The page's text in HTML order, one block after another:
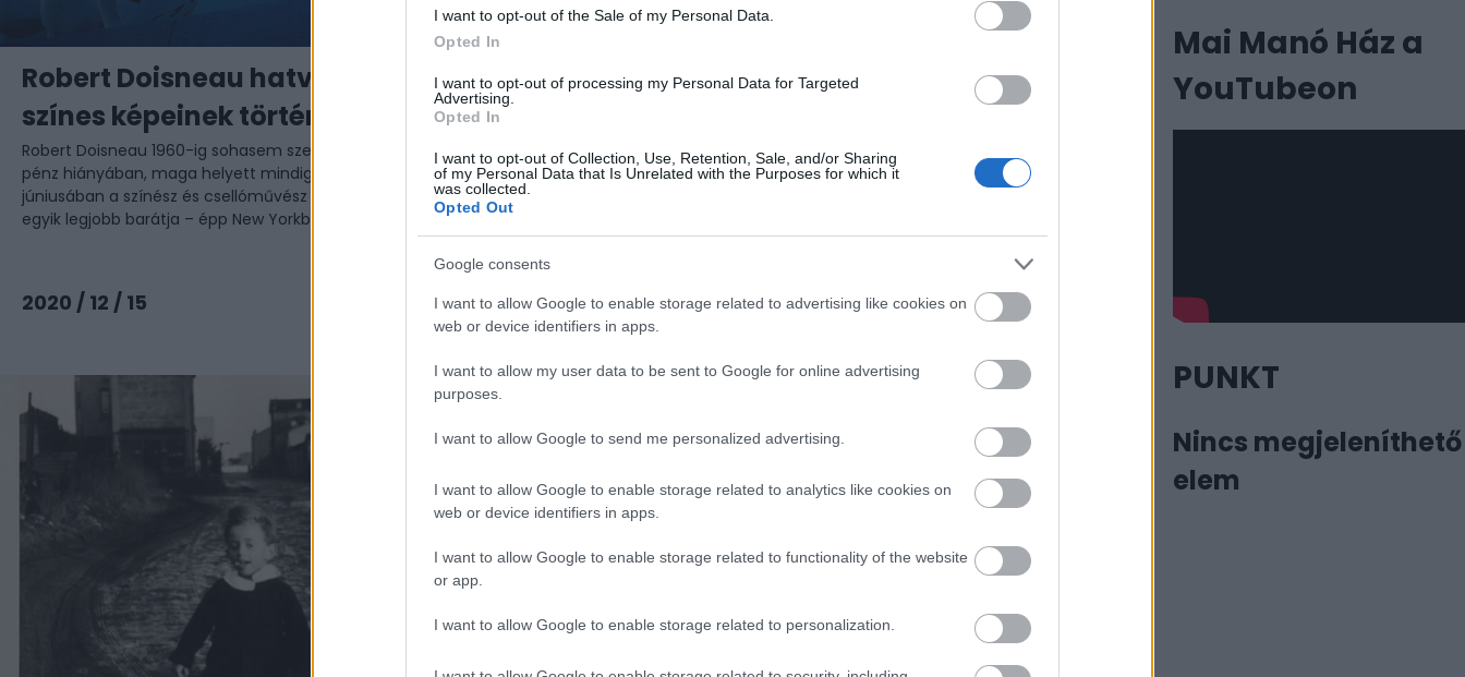
I want to opt-out of the Sale of my Personal Data.
Opted In
I want to opt-out of processing my Personal Data for Targeted
Advertising.
Opted In
I want to opt-out of Collection, Use, Retention, Sale, and/or Sharing
of my Personal Data that Is Unrelated with the Purposes for which it
was collected.
Opted Out
Google consents
I want to allow Google to enable storage related to advertising like cookies on
web or device identifiers in apps.
I want to allow my user data to be sent to Google for online advertising
purposes.
I want to allow Google to send me personalized advertising.
I want to allow Google to enable storage related to analytics like cookies on
web or device identifiers in apps.
I want to allow Google to enable storage related to functionality of the website
or app.
I want to allow Google to enable storage related to personalization.
Robert Doisneau hatvan éve készült
színes képeinek története
Robert Doisneau 1960-ig sohasem szelte át az Atlanti-óceánt,
pénz hiányában, maga helyett mindig a fotóit küldte. 1960
júniusában a színész és csellóművész Maurice Baquet – Doisneau
egyik legjobb barátja – épp New Yorkban ...
2020 / 12 / 15 Tovább
Fotós idézet - Robert Doisneau (1912-
„A mindennapi élet csodái nagyon izgalmasak, nincs az a
filmrendező, aki olyat tudna alkotni, mint az utcán található
2020 / 12 / 09 Tovább
Mai Manó Ház a
YouTubeon
PUNKT
Nincs megjeleníthető
elem